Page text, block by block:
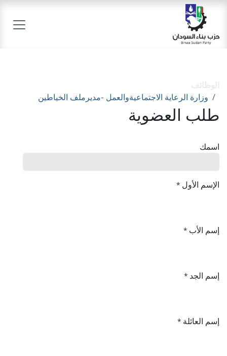
تخطي للذهاب إلى المحتوى
وزارة الرعاية الاجتماعيةوالعمل -مديرملف الخياطين
طلب العضوية
اسمك
الإسم الأول *
إسم الأب *
إسم الجد *
إسم العائلة *